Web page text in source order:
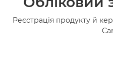
Реєстрація продукту й